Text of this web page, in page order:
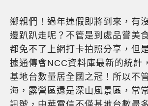
鄉親們！過年連假即將到來，有
邊趴趴走呢？不管是到處品嘗美
都免不了上網打卡拍照分享，但
據通傳會NCC資料庫最新的統計
基地台數量居全國之冠！所以不
海，露營區還是深山風景區，常